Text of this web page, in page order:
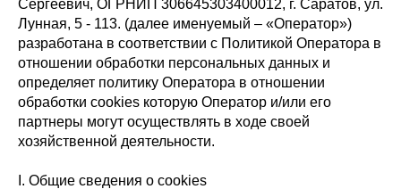
Сергеевич, ОГРНИП 306645303400012, г. Саратов, ул.
Лунная, 5 - 113. (далее именуемый – «Оператор»)
разработана в соответствии с Политикой Оператора в
отношении обработки персональных данных и
определяет политику Оператора в отношении
обработки cookies которую Оператор и/или его
партнеры могут осуществлять в ходе своей
хозяйственной деятельности.
I. Общие сведения о cookies